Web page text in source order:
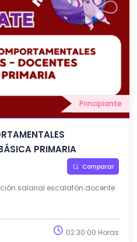
Principiante
PRIMARIA
Comparar
salarial escalafón docente
02:30:00 Horas